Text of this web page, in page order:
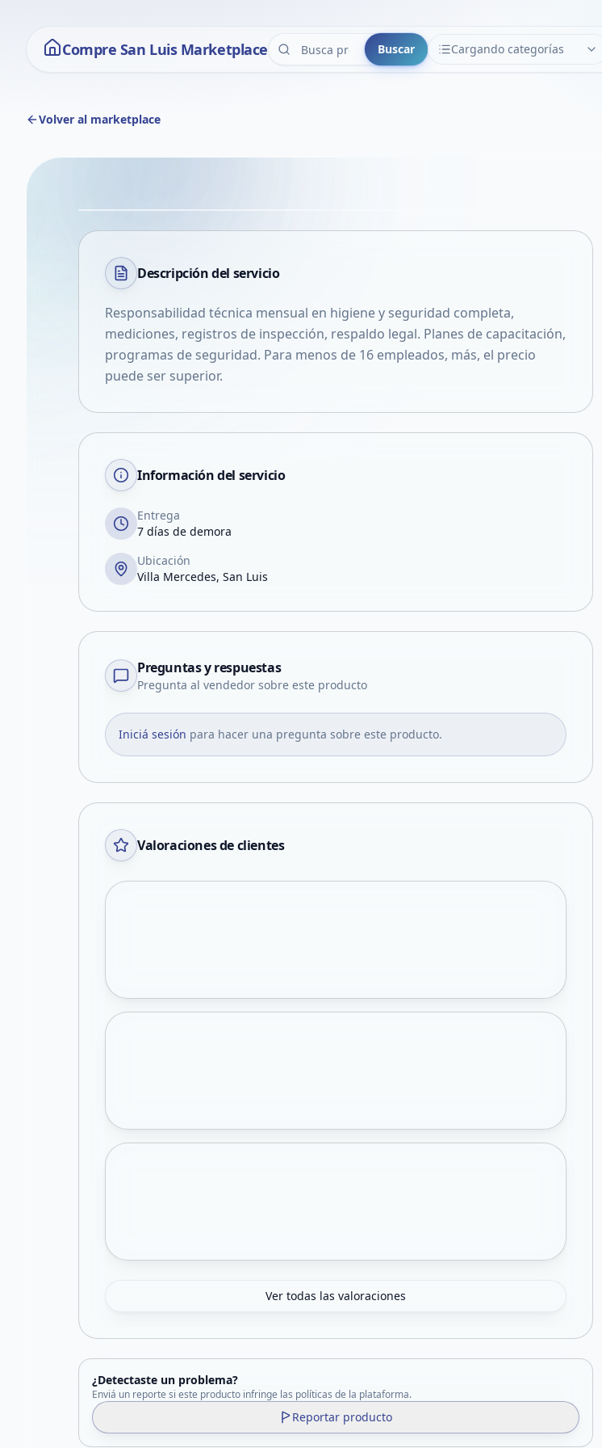
Compre San Luis Marketplace Buscar Cargando categorías
CATEGORÍAS
Volver al marketplace
VER EN PANTALLA COMPLETA
Descripción del servicio
Responsabilidad técnica mensual en higiene y seguridad completa,
mediciones, registros de inspección, respaldo legal. Planes de capacitación,
programas de seguridad. Para menos de 16 empleados, más, el precio
puede ser superior.
Información del servicio
Entrega
7 días de demora
Ubicación
Villa Mercedes, San Luis
Preguntas y respuestas
Pregunta al vendedor sobre este producto
Iniciá sesión para hacer una pregunta sobre este producto.
Valoraciones de clientes
Ver todas las valoraciones
¿Detectaste un problema?
Enviá un reporte si este producto infringe las políticas de la plataforma.
Reportar producto